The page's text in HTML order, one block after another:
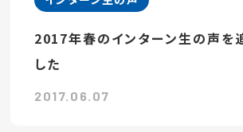
2017年春のインターン生の声を
した
2017.06.07